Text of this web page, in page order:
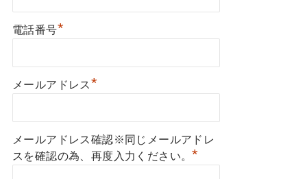
電話番号*
メールアドレス*
メールアドレス確認※同じメールアドレ
スを確認の為、再度入力ください。*